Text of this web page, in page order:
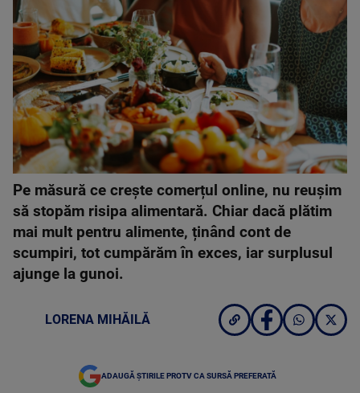
Pe măsură ce crește comerțul online, nu reușim
să stopăm risipa alimentară. Chiar dacă plătim
mai mult pentru alimente, ținând cont de
scumpiri, tot cumpărăm în exces, iar surplusul
ajunge la gunoi.
LORENA MIHĂILĂ
ADAUGĂ ȘTIRILE PROTV CA SURSĂ PREFERATĂ